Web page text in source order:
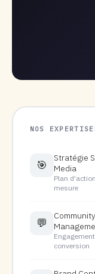
NOS
🎯
Stratégie
Media
Plan
mesure
💬
Community
conversion